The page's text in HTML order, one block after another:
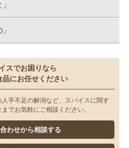
」
」
」
スでお困りなら
品にお任せください
手不足の解消など、スパイスに関す
でお気軽にご相談ください。
わせから相談する